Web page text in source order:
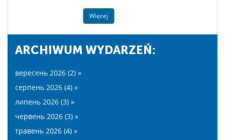
Więcej
ARCHIWUM WYDARZEŃ:
вересень 2026 (2) »
серпень 2026 (4) »
липень 2026 (3) »
червень 2026 (3) »
травень 2026 (4) »